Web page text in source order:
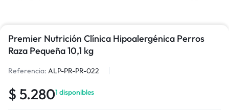
Premier Nutrición Clínica Hipoalergénica Perros
Raza Pequeña 10,1 kg
Referencia: ALP-PR-PR-022
$ 5.2801 disponibles